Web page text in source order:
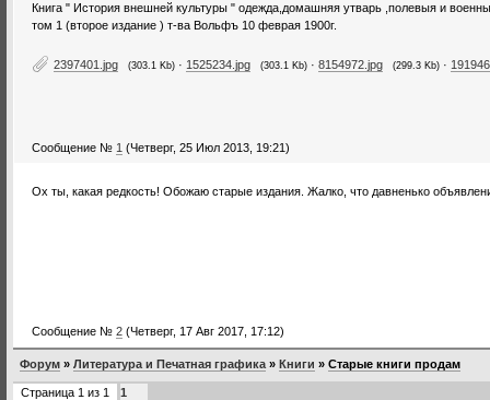
Книга " История внешней культуры " одежда,домашняя утварь ,полевыя и
том 1 (второе издание ) т-ва Вольфъ 10 феврая 1900г.
2397401.jpg (303.1 Kb) · 1525234.jpg (303.1 Kb) · 8154972.jpg (299.3 Kb) ·
Сообщение № 1 (Четверг, 25 Июл 2013, 19:21)
Ох ты, какая редкость! Обожаю старые издания. Жалко, что давненько
Сообщение № 2 (Четверг, 17 Авг 2017, 17:12)
Форум » Литература и Печатная графика » Книги » Старые книги продам
Страница 1 из 1 1